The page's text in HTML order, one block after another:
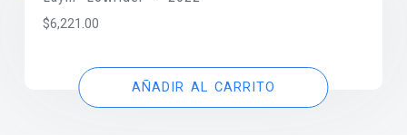
$6,221.00
AÑADIR AL CARRITO